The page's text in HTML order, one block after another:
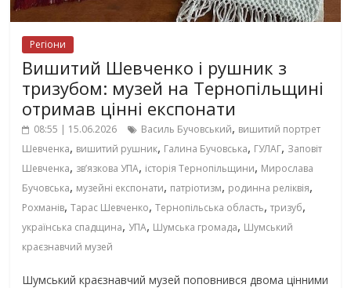
Регіони
Вишитий Шевченко і рушник з
тризубом: музей на Тернопільщині
отримав цінні експонати
08:55 | 15.06.2026 Василь Бучовський, вишитий портрет
Шевченка, вишитий рушник, Галина Бучовська, ГУЛАГ, Заповіт
Шевченка, зв’язкова УПА, історія Тернопільщини, Мирослава
Бучовська, музейні експонати, патріотизм, родинна реліквія,
Рохманів,Тарас Шевченко,Тернопільська область,тризуб,
українська спадщина, УПА, Шумська громада, Шумський
краєзнавчий музей
Шумський краєзнавчий музей поповнився двома цінними